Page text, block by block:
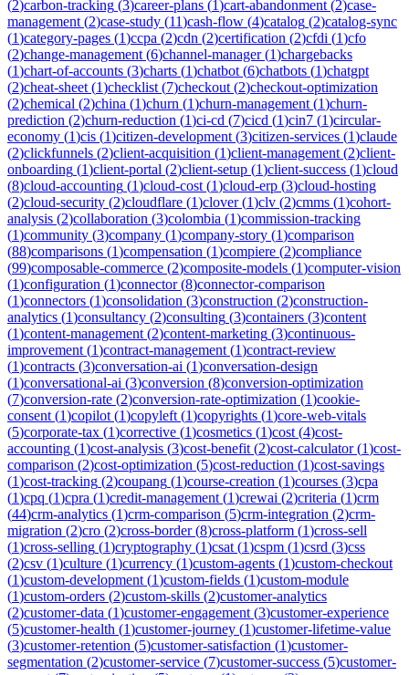
(2)carbon-tracking (3)career-plans (1)cart-abandonment (2)case-
management (2)case-study (11)cash-flow (4)catalog (2)catalog-sync
(1)category-pages (1)ccpa (2)cdn (2)certification (2)cfdi (1)cfo
(2)change-management (6)channel-manager(1)chargebacks
(1)chart-of-accounts (3)charts (1)chatbot (6)chatbots (1)chatgpt
(2)cheat-sheet (1)checklist (7)checkout (2)checkout-optimization
(2)chemical (2)china (1)churn (1)churn-management (1)churn-
prediction (2)churn-reduction (1)ci-cd (7)cicd (1)cin7 (1)circular-
economy (1)cis (1)citizen-development (3)citizen-services (1)claude
(2)clickfunnels (2)client-acquisition (1)client-management (2)client-
onboarding (1)client-portal (2)client-setup (1)client-success (1)cloud
(8)cloud-accounting (1)cloud-cost (1)cloud-erp (3)cloud-hosting
(2)cloud-security (2)cloudflare (1)clover(1)clv (2)cmms (1)cohort-
analysis (2)collaboration (3)colombia (1)commission-tracking
(1)community (3)company (1)company-story (1)comparison
(88)comparisons (1)compensation (1)compiere (2)compliance
(99)composable-commerce (2)composite-models (1)computer-vision
(1)configuration (1)connector(8)connector-comparison
(1)connectors (1)consolidation (3)construction (2)construction-
analytics (1)consultancy (2)consulting (3)containers (3)content
(1)content-management (2)content-marketing (3)continuous-
improvement (1)contract-management (1)contract-review
(1)contracts (3)conversation-ai (1)conversation-design
(1)conversational-ai (3)conversion (8)conversion-optimization
(7)conversion-rate (2)conversion-rate-optimization (1)cookie-
consent (1)copilot (1)copyleft (1)copyrights (1)core-web-vitals
(5)corporate-tax (1)corrective (1)cosmetics (1)cost (4)cost-
accounting (1)cost-analysis (3)cost-benefit (2)cost-calculator(1)cost-
comparison (2)cost-optimization (5)cost-reduction (1)cost-savings
(1)cost-tracking (2)coupang (1)course-creation (1)courses (3)cpa
(1)cpq (1)cpra (1)credit-management (1)crewai (2)criteria (1)crm
(44)crm-analytics (1)crm-comparison (5)crm-integration (2)crm-
migration (2)cro (2)cross-border(8)cross-platform (1)cross-sell
(1)cross-selling (1)cryptography (1)csat (1)cspm (1)csrd (3)css
(2)csv (1)culture (1)currency (1)custom-agents (1)custom-checkout
(1)custom-development (1)custom-fields (1)custom-module
(1)custom-orders (2)custom-skills (2)customer-analytics
(2)customer-data (1)customer-engagement (3)customer-experience
(5)customer-health (1)customer-journey (1)customer-lifetime-value
(3)customer-retention (5)customer-satisfaction (1)customer-
segmentation (2)customer-service (7)customer-success (5)customer-